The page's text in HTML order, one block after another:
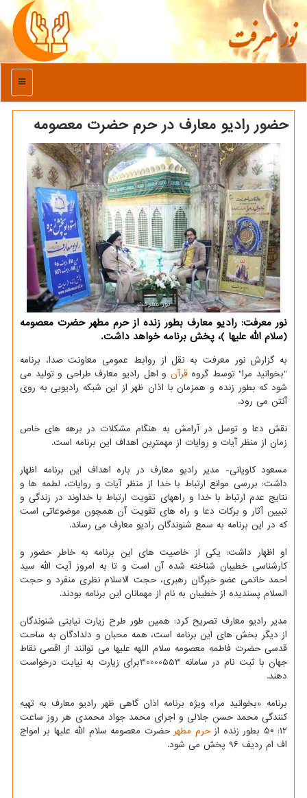
نور معرفت
منو
حضور رادیو معارف در حرم حضرت معصومه
نور معرفت: رادیو معارف بطور زنده از حرم مطهر حضرت معصومه
(سلام الله علیها )، پخش برنامه خواهد داشت.
به گزارش نور معرفت به نقل از روابط عمومی معاونت صدا، برنامه
"بخوانید مرا" توسط گروهقرآن و اهل رادیو معارف طراحی و تولید می
شود كه بطور زنده و همزمان با اذان ظهر از این شبكه رادیویی به روی
آنتن می رود.
نقش دعا و توسل در آرامش به هنگام مشكلات در برهه های خاص
زمان از منظر آیات و روایات از مهمترین اهداف این برنامه است.
مسعود كاویانی- مدیر رادیو معارف در باره اهداف این برنامه اظهار
داشت: بررسی موانع ارتباط با خدا از منظر آیات و روایات، لطمه ها و
نتایج عدم ارتباط با خدا و راههای تقویت ارتباط با خداوند در زندگی و
تبیین آثار و بركات دعا و راه های تقویت آن همچون موضوعاتی است
كه در این برنامه به سمع شنوندگان رادیو معارف می رساند.
او اظهار داشت: یكی از خاصیت های این برنامه به خاطر حضور و
كارشناسی خطیبان شناخته شده آن است و تا به امروز آیت الله سید
احمد خاتمی عضو خبرگان رهبری، حجت الاسلام نظری منفرد و حجت
السلام پسندیده از خطیبان به نام از مهمانان این برنامه بودند.
مدیر رادیو معارف تصریح كرد: همین طور طرح زیارت نیابتی شنوندگان
از دیگر بخش های این برنامه است، همه محبان و دلدادگان به ساحت
قدسی حضرت فاطمه معصومه سلام اللهه علیها می توانند از اقصی نقاط
جهان با ثبت نام در سامانه 30000553برای زیارت به نیابت درخواست
دهند.
برنامه «بخوانید مرا» ویژه برنامه اذان گاهی ظهر رادیو معارف به تهیه
كنندگی محمد حسن جلالی و اجرای محمد جواد محمدی هر روز ساعت
۱۲: ۵۰ بطور زنده از
حرم مطهر حضرت معصومه سلام الله علیها بر امواج
اف ام ردیف ۹۶ پخش می شود.